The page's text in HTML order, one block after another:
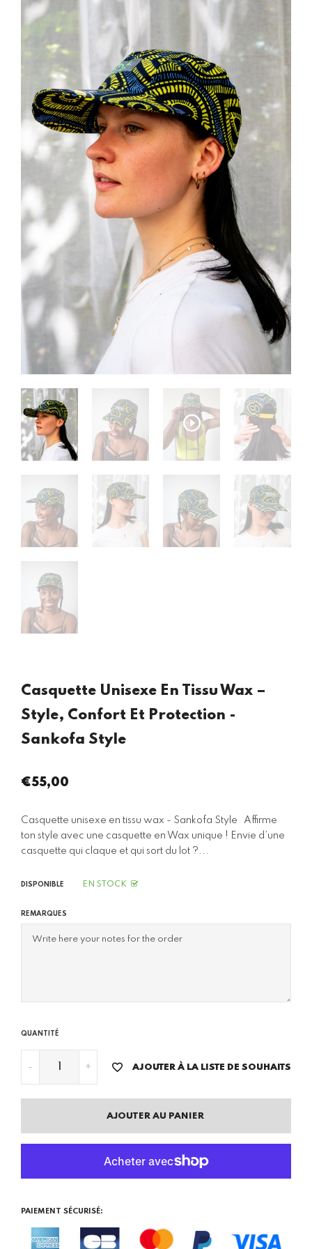
Casquette Unisexe En Tissu Wax –
Style, Confort Et Protection -
Sankofa Style
Prix
€55,00
Casquette unisexe en tissu wax - Sankofa Style Affirme
ton style avec une casquette en Wax unique ! Envie d’une
casquette qui claque et qui sort du lot ?...
DISPONIBLE EN STOCK
REMARQUES
QUANTITÉ
- + AJOUTER À LA LISTE DE SOUHAITS
AJOUTER AU PANIER
PAIEMENT SÉCURISÉ: